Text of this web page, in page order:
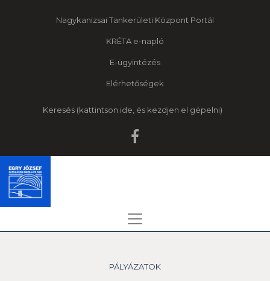
Nagykanizsai Tankerületi Központ Portál
KRÉTA e-napló
E-ügyintézés
Elérhetőségek
Keresés
PÁLYÁZATOK